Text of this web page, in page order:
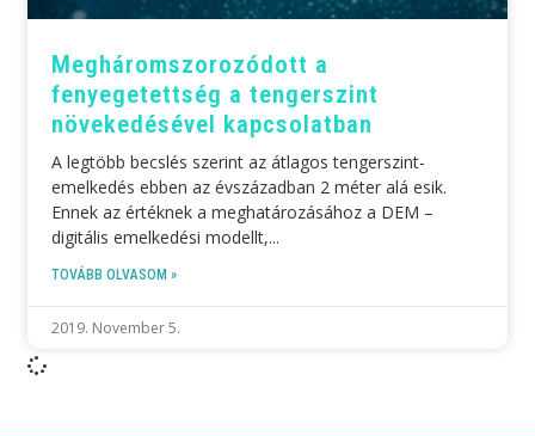
Meghárom­szoro­zódott a
fenyegetettség a tengerszint
növekedésével kapcsolatban
A legtöbb becslés szerint az átlagos tengerszint-
emelkedés ebben az évszázadban 2 méter alá esik.
Ennek az értéknek a meghatározásához a DEM –
digitális emelkedési modellt,
TOVÁBB OLVASOM »
2019. November 5.